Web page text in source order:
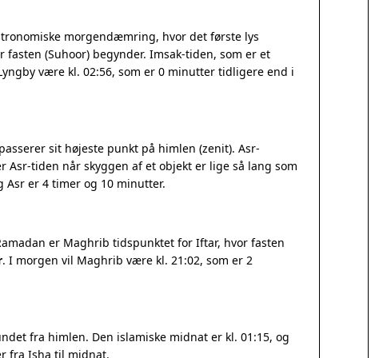
morgendæmring, hvor det første lys
(Suhoor) begynder. Imsak-tiden, som er et
være kl. 02:56, som er 0 minutter tidligere end i
sit højeste punkt på himlen (zenit). Asr-
Asr-tiden når skyggen af et objekt er lige så lang som
er 4 timer og 10 minutter.
er Maghrib tidspunktet for Iftar, hvor fasten
. I morgen vil Maghrib være kl. 21:02, som er 2
fra himlen. Den islamiske midnat er kl. 01:15, og
fra Isha til midnat.